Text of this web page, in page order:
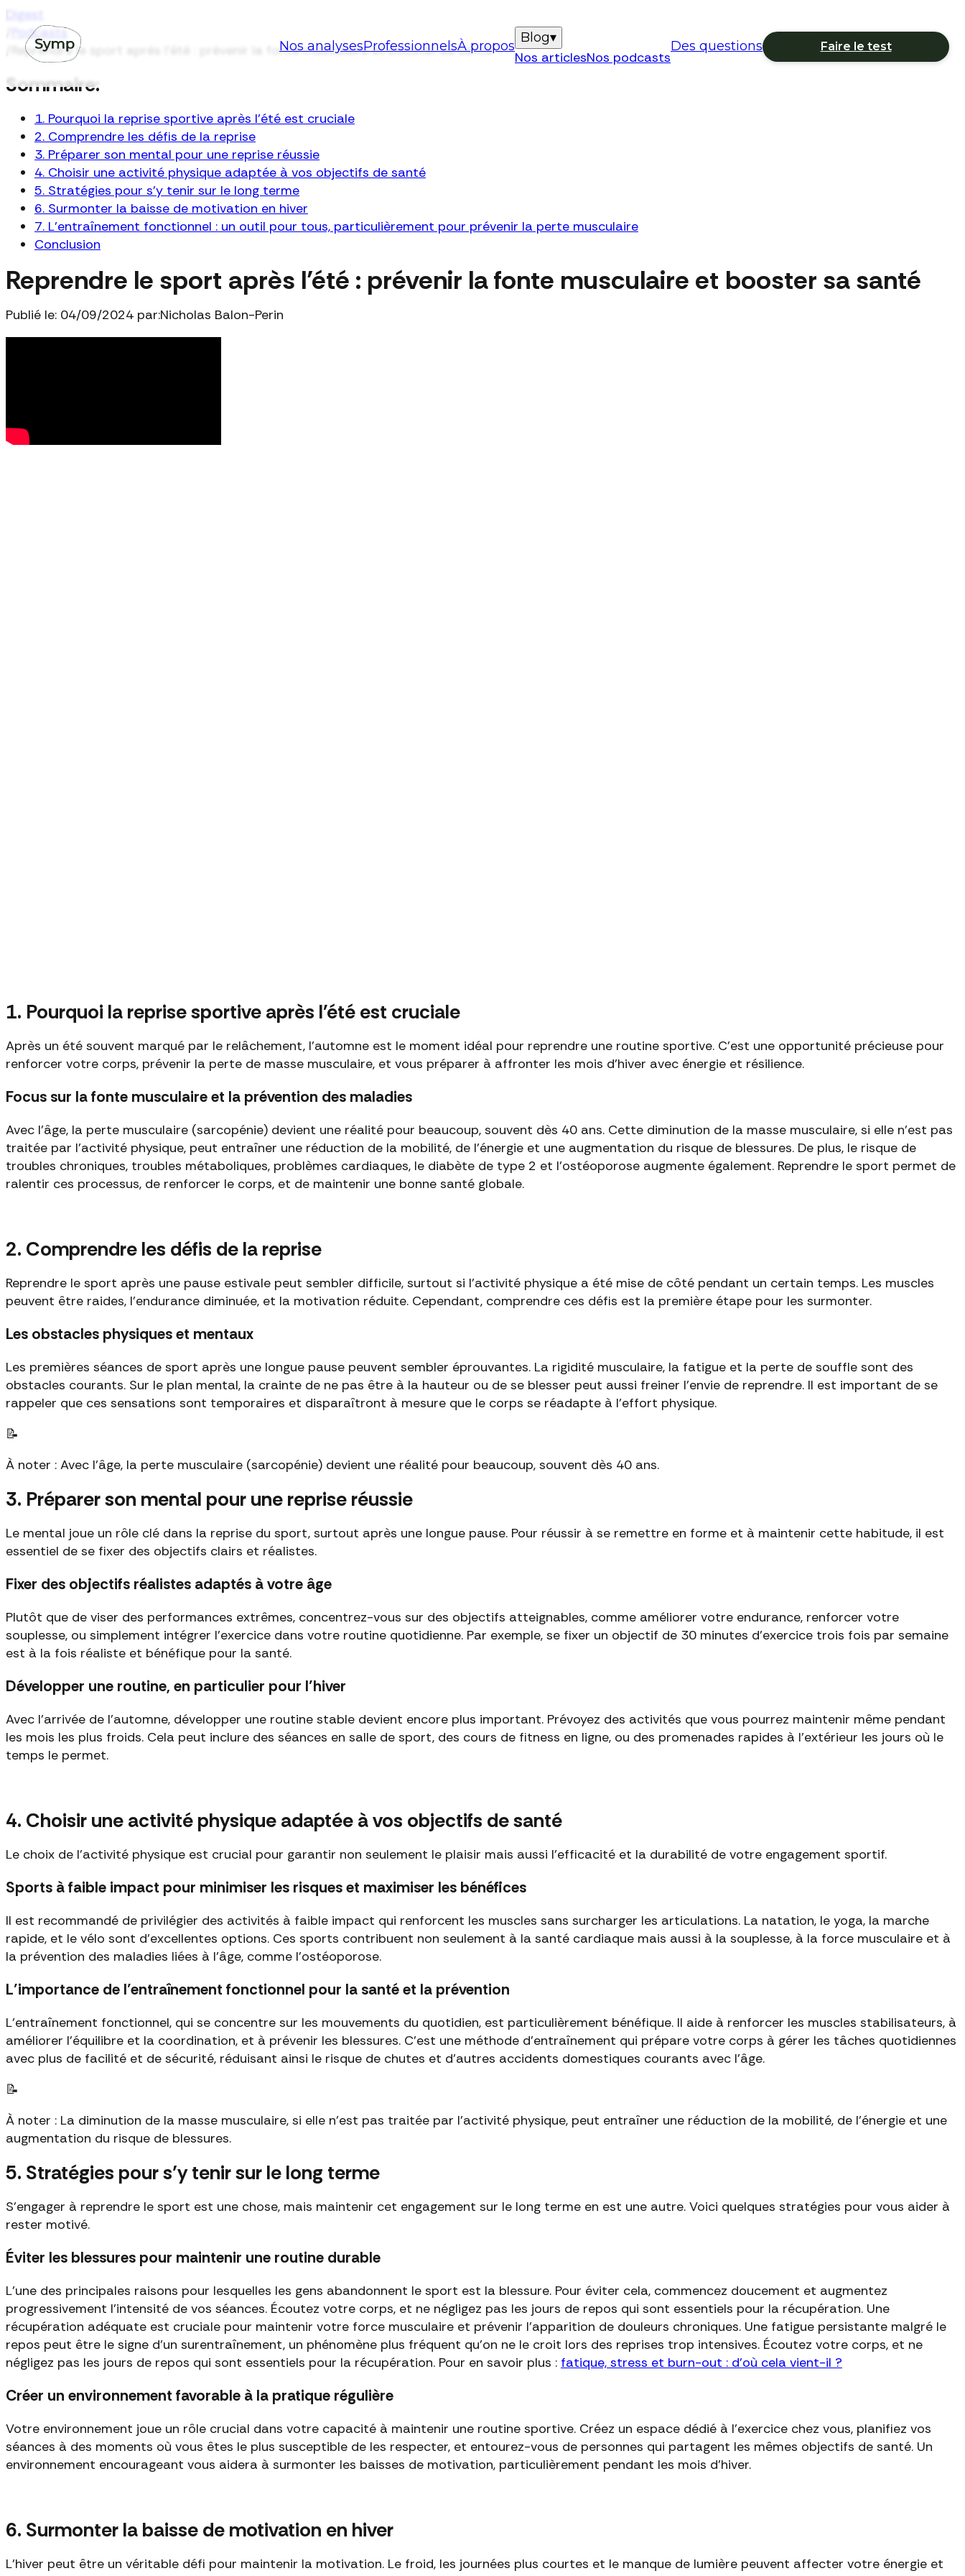
Nos analysesProfessionnelsÀ propos
Blog▾
Nos articlesNos podcasts
Des questions Faire le test
Digest
Podcasts
Reprendre le sport après l’été : prévenir la fonte musculaire et booster sa santé
Sommaire:
1. Pourquoi la reprise sportive après l'été est cruciale
2. Comprendre les défis de la reprise
3. Préparer son mental pour une reprise réussie
4. Choisir une activité physique adaptée à vos objectifs de santé
5. Stratégies pour s’y tenir sur le long terme
6. Surmonter la baisse de motivation en hiver
7. L’entraînement fonctionnel : un outil pour tous, particulièrement pour prévenir la perte musculaire
Conclusion
Reprendre le sport après l’été : prévenir la fonte musculaire et booster sa santé
Publié le: 04/09/2024 par:Nicholas Balon-Perin
1. Pourquoi la reprise sportive après l'été est cruciale
Après un été souvent marqué par le relâchement, l'automne est le moment idéal pour reprendre une routine sportive. C'est une opportunité précieuse pour
renforcer votre corps, prévenir la perte de masse musculaire, et vous préparer à affronter les mois d'hiver avec énergie et résilience.
Focus sur la fonte musculaire et la prévention des maladies
Avec l'âge, la perte musculaire (sarcopénie) devient une réalité pour beaucoup, souvent dès 40 ans. Cette diminution de la masse musculaire, si elle n'est pas
traitée par l'activité physique, peut entraîner une réduction de la mobilité, de l'énergie et une augmentation du risque de blessures. De plus, le risque de
troubles chroniques, troubles métaboliques, problèmes cardiaques, le diabète de type 2 et l'ostéoporose augmente également. Reprendre le sport permet de
ralentir ces processus, de renforcer le corps, et de maintenir une bonne santé globale.
2. Comprendre les défis de la reprise
Reprendre le sport après une pause estivale peut sembler difficile, surtout si l’activité physique a été mise de côté pendant un certain temps. Les muscles
peuvent être raides, l’endurance diminuée, et la motivation réduite. Cependant, comprendre ces défis est la première étape pour les surmonter.
Les obstacles physiques et mentaux
Les premières séances de sport après une longue pause peuvent sembler éprouvantes. La rigidité musculaire, la fatigue et la perte de souffle sont des
obstacles courants. Sur le plan mental, la crainte de ne pas être à la hauteur ou de se blesser peut aussi freiner l’envie de reprendre. Il est important de se
rappeler que ces sensations sont temporaires et disparaîtront à mesure que le corps se réadapte à l’effort physique.
📝
À noter : Avec l'âge, la perte musculaire (sarcopénie) devient une réalité pour beaucoup, souvent dès 40 ans.
3. Préparer son mental pour une reprise réussie
Le mental joue un rôle clé dans la reprise du sport, surtout après une longue pause. Pour réussir à se remettre en forme et à maintenir cette habitude, il est
essentiel de se fixer des objectifs clairs et réalistes.
Fixer des objectifs réalistes adaptés à votre âge
Plutôt que de viser des performances extrêmes, concentrez-vous sur des objectifs atteignables, comme améliorer votre endurance, renforcer votre
souplesse, ou simplement intégrer l'exercice dans votre routine quotidienne. Par exemple, se fixer un objectif de 30 minutes d'exercice trois fois par semaine
est à la fois réaliste et bénéfique pour la santé.
Développer une routine, en particulier pour l’hiver
Avec l'arrivée de l'automne, développer une routine stable devient encore plus important. Prévoyez des activités que vous pourrez maintenir même pendant
les mois les plus froids. Cela peut inclure des séances en salle de sport, des cours de fitness en ligne, ou des promenades rapides à l'extérieur les jours où le
temps le permet.
4. Choisir une activité physique adaptée à vos objectifs de santé
Le choix de l'activité physique est crucial pour garantir non seulement le plaisir mais aussi l'efficacité et la durabilité de votre engagement sportif.
Sports à faible impact pour minimiser les risques et maximiser les bénéfices
Il est recommandé de privilégier des activités à faible impact qui renforcent les muscles sans surcharger les articulations. La natation, le yoga, la marche
rapide, et le vélo sont d'excellentes options. Ces sports contribuent non seulement à la santé cardiaque mais aussi à la souplesse, à la force musculaire et à
la prévention des maladies liées à l'âge, comme l'ostéoporose.
L’importance de l’entraînement fonctionnel pour la santé et la prévention
L'entraînement fonctionnel, qui se concentre sur les mouvements du quotidien, est particulièrement bénéfique. Il aide à renforcer les muscles stabilisateurs, à
améliorer l'équilibre et la coordination, et à prévenir les blessures. C'est une méthode d'entraînement qui prépare votre corps à gérer les tâches quotidiennes
avec plus de facilité et de sécurité, réduisant ainsi le risque de chutes et d'autres accidents domestiques courants avec l'âge.
📝
À noter : La diminution de la masse musculaire, si elle n'est pas traitée par l'activité physique, peut entraîner une réduction de la mobilité, de l'énergie et une
augmentation du risque de blessures.
5. Stratégies pour s’y tenir sur le long terme
S’engager à reprendre le sport est une chose, mais maintenir cet engagement sur le long terme en est une autre. Voici quelques stratégies pour vous aider à
rester motivé.
Éviter les blessures pour maintenir une routine durable
L'une des principales raisons pour lesquelles les gens abandonnent le sport est la blessure. Pour éviter cela, commencez doucement et augmentez
progressivement l'intensité de vos séances. Écoutez votre corps, et ne négligez pas les jours de repos qui sont essentiels pour la récupération. Une
récupération adéquate est cruciale pour maintenir votre force musculaire et prévenir l'apparition de douleurs chroniques. Une fatigue persistante malgré le
repos peut être le signe d'un surentraînement, un phénomène plus fréquent qu'on ne le croit lors des reprises trop intensives. Écoutez votre corps, et ne
négligez pas les jours de repos qui sont essentiels pour la récupération. Pour en savoir plus : fatique, stress et burn-out : d'où cela vient-il ?
Créer un environnement favorable à la pratique régulière
Votre environnement joue un rôle crucial dans votre capacité à maintenir une routine sportive. Créez un espace dédié à l'exercice chez vous, planifiez vos
séances à des moments où vous êtes le plus susceptible de les respecter, et entourez-vous de personnes qui partagent les mêmes objectifs de santé. Un
environnement encourageant vous aidera à surmonter les baisses de motivation, particulièrement pendant les mois d'hiver.
6. Surmonter la baisse de motivation en hiver
L’hiver peut être un véritable défi pour maintenir la motivation. Le froid, les journées plus courtes et le manque de lumière peuvent affecter votre énergie et